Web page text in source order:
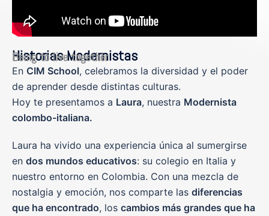
Historias Modernistas
Being to live together
En CIM School, celebramos la diversidad y el poder
de aprender desde distintas culturas.
Hoy te presentamos a Laura, nuestra Modernista
colombo-italiana.
Laura ha vivido una experiencia única al sumergirse
en dos mundos educativos: su colegio en Italia y
nuestro entorno en Colombia. Con una mezcla de
nostalgia y emoción, nos comparte las diferencias
que ha encontrado, los cambios más grandes que ha